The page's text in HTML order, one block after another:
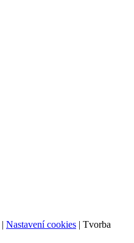
| Nastavení cookies | Tvorba